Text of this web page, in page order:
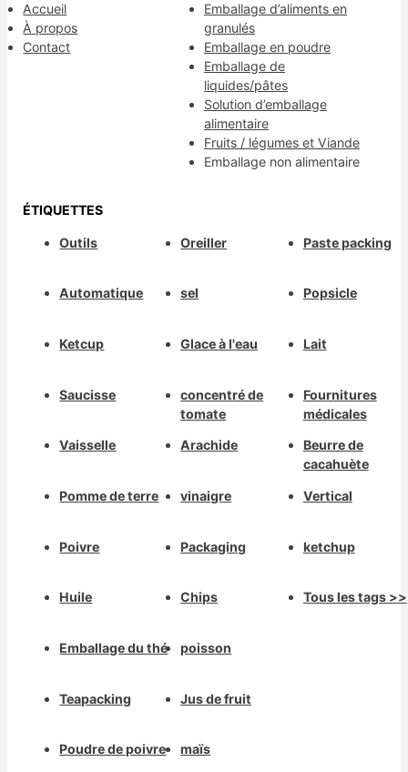
Accueil
À propos
Contact
Emballage d’aliments en
granulés
Emballage en poudre
Emballage de
liquides/pâtes
Solution d’emballage
alimentaire
Fruits / légumes et Viande
Emballage non alimentaire
ÉTIQUETTES
Outils
Automatique
Ketcup
Saucisse
Vaisselle
Pomme de terre
Poivre
Huile
Emballage du thé
Teapacking
Poudre de poivre
Oreiller
sel
Glace à l'eau
concentré de
tomate
Arachide
vinaigre
Packaging
Chips
poisson
Jus de fruit
maïs
Paste packing
Popsicle
Lait
Fournitures
médicales
Beurre de
cacahuète
Vertical
ketchup
Tous les tags >>